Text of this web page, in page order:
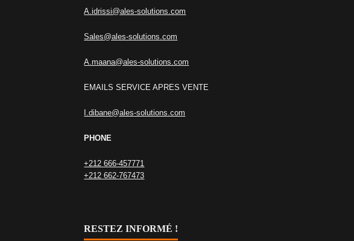
A.idrissi@ales-solutions.com
Sales@ales-solutions.com
A.maana@ales-solutions.com
EMAILS SERVICE APRES VENTE
I.dibane@ales-solutions.com
PHONE
+212 666-457771
+212 662-767473
RESTEZ INFORMÉ !